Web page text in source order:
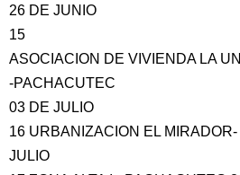
26 DE JUNIO
15
ASOCIACION DE VIVIENDA LA
-PACHACUTEC
03 DE JULIO
16 URBANIZACION EL
JULIO